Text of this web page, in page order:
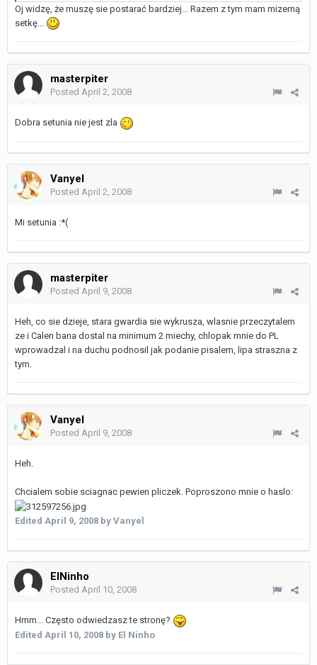
Oj widzę, że muszę sie postarać bardziej... Razem z tym mam mizerną
setkę...
masterpiter
Posted April 2, 2008
Dobra setunia nie jest zla
Vanyel
Posted April 2, 2008
Mi setunia :*(
masterpiter
Posted April 9, 2008
Heh, co sie dzieje, stara gwardia sie wykrusza, wlasnie przeczytalem
ze i Calen bana dostal na minimum 2 miechy, chlopak mnie do PL
wprowadzal i na duchu podnosil jak podanie pisalem, lipa straszna z
tym.
Vanyel
Posted April 9, 2008
Heh.
Chcialem sobie sciagnac pewien pliczek. Poproszono mnie o haslo:
Edited April 9, 2008 by Vanyel
ElNinho
Posted April 10, 2008
Hmm... Często odwiedzasz te stronę?
Edited April 10, 2008 by El Ninho